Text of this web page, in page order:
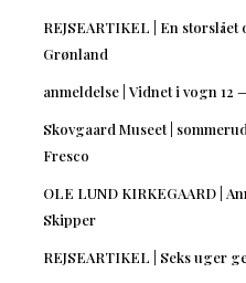
REJSEARTIKEL | En
Grønland
anmeldelse | Vidnet i vogn
Skovgaard Museet |
Fresco
OLE LUND KIRKEGAARD |
Skipper
REJSEARTIKEL | Seks uger